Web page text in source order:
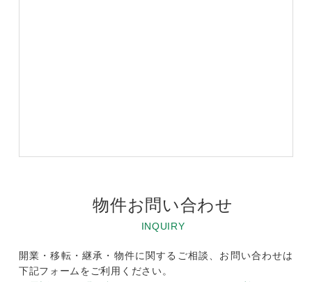
物件お問い合わせ
INQUIRY
開業・移転・継承・物件に関するご相談、お問い合わせは
下記フォームをご利用ください。